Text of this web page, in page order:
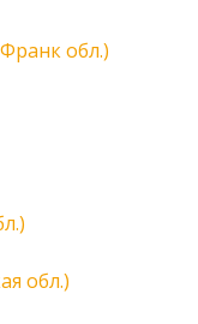
обл.)
обл.)